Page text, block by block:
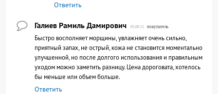
Ответить
Галиев Рамиль Дамирович 05.09.21 покупатель
Быстро восполняет морщины, увлажняет очень сильно,
приятный запах, не острый, кожа не становится моментально
улучшенной, но после долгого использования и правильным
уходом можно заметить разницу. Цена дороговата, хотелось
бы меньше или объем больше.
Ответить